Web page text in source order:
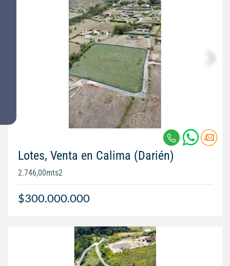
Lotes, Venta en Calima (Darién)
2.746,00mts2
$300.000.000